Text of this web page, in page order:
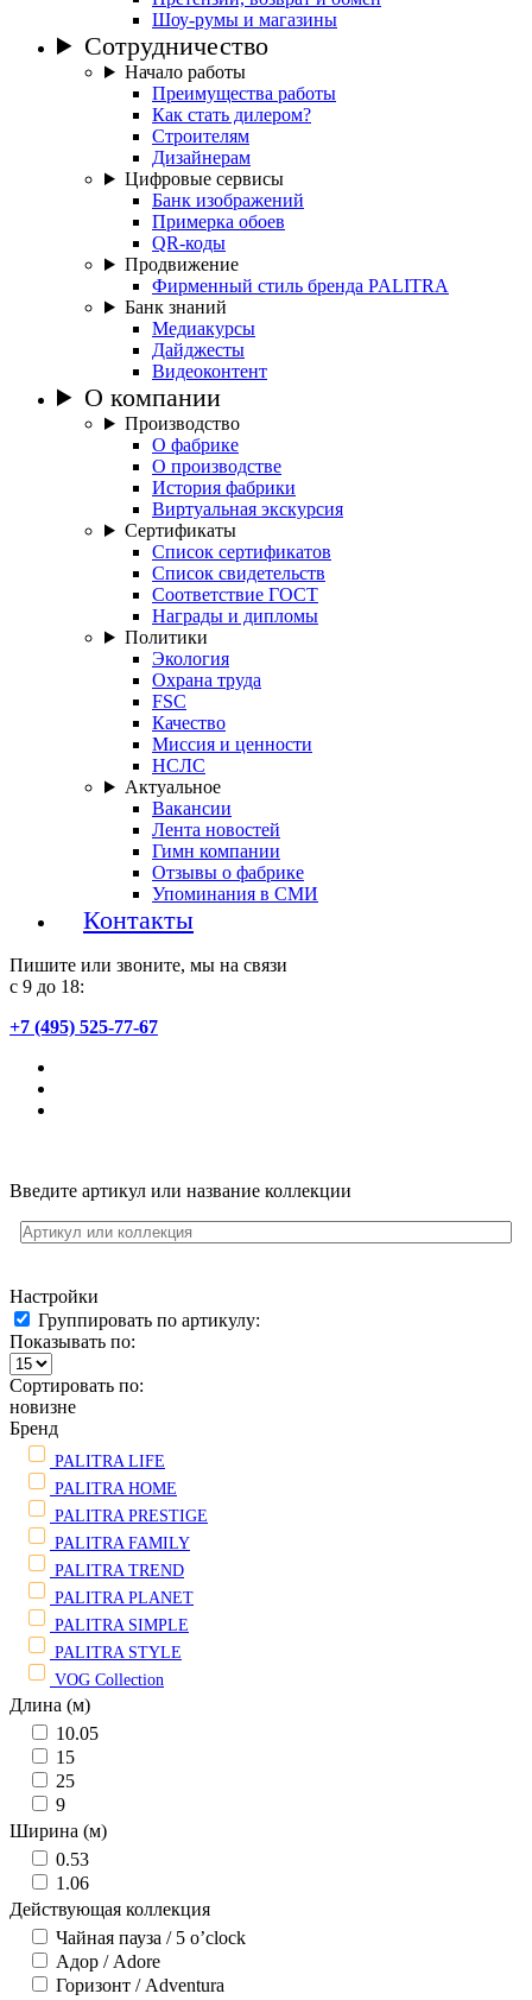
Шоу-румы и магазины
Сотрудничество
Начало работы
Преимущества работы
Как стать дилером?
Строителям
Дизайнерам
Цифровые сервисы
Банк изображений
Примерка обоев
QR-коды
Продвижение
Фирменный стиль бренда PALITRA
Банк знаний
Медиакурсы
Дайджесты
Видеоконтент
О компании
Производство
О фабрике
О производстве
История фабрики
Виртуальная экскурсия
Сертификаты
Список сертификатов
Список свидетельств
Соответствие ГОСТ
Награды и дипломы
Политики
Экология
Охрана труда
FSC
Качество
Миссия и ценности
НСЛС
Актуальное
Вакансии
Лента новостей
Гимн компании
Отзывы о фабрике
Упоминания в СМИ
Контакты
Пишите или звоните, мы на связи
с 9 до 18:
+7 (495) 525-77-67
Введите артикул или название коллекции
Настройки
Группировать по артикулу:
Показывать по:
Сортировать по:
новизне
Бренд
PALITRA LIFE
PALITRA HOME
PALITRA PRESTIGE
PALITRA FAMILY
PALITRA TREND
PALITRA PLANET
PALITRA SIMPLE
PALITRA STYLE
VOG Collection
Длина (м)
10.05
15
25
9
Ширина (м)
0.53
1.06
Действующая коллекция
Чайная пауза / 5 o’clock
Адор / Adore
Горизонт / Adventura